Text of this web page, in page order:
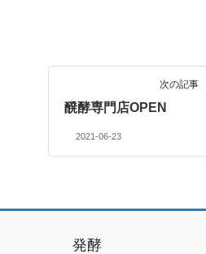
次の記事
醗酵専門店OPEN
2021-06-23
発酵